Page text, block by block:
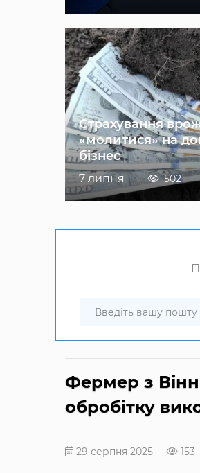
Страхування
«молитися» на
бізнес
7 липня 502
Фермер з
обробітку
29 серпня 2025 153